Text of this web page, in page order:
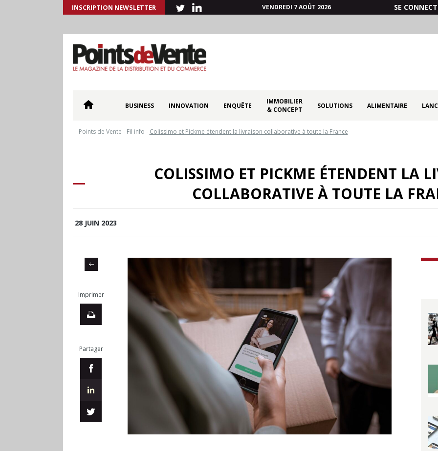
INSCRIPTION NEWSLETTER VENDREDI 7 AOÛT 2026 SE
BUSINESS INNOVATION ENQUÊTE
IMMOBILIER
& CONCEPT
SOLUTIONS ALIMENTAIRE
Points de Vente - Fil info - Colissimo et Pickme étendent la livraison collaborative à toute la France
COLISSIMO ET PICKME ÉTENDENT LA
COLLABORATIVE À TOUTE LA
28 JUIN 2023
Imprimer
Partager